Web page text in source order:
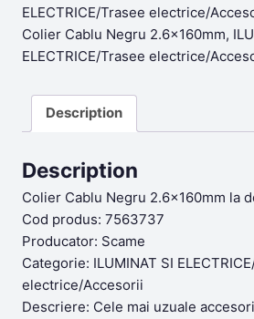
18,05lei.12,34lei.
ELECTRICE/Trasee electrice/
Colier Cablu Negru 2.6x160mm,
ELECTRICE/Trasee electrice/
Description
Description
Colier Cablu Negru 2.6x160mm la
Cod produs: 7563737
Producator: Scame
Categorie: ILUMINAT SI
electrice/Accesorii
Descriere: Cele mai uzuale